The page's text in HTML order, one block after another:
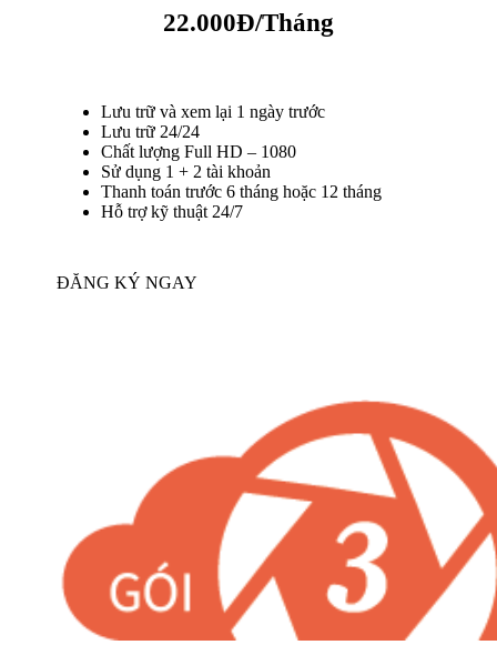
22.000Đ/Tháng
Lưu trữ và xem lại 1 ngày trước
Lưu trữ 24/24
Chất lượng Full HD – 1080
Sử dụng 1 + 2 tài khoản
Thanh toán trước 6 tháng hoặc 12 tháng
Hỗ trợ kỹ thuật 24/7
ĐĂNG KÝ NGAY